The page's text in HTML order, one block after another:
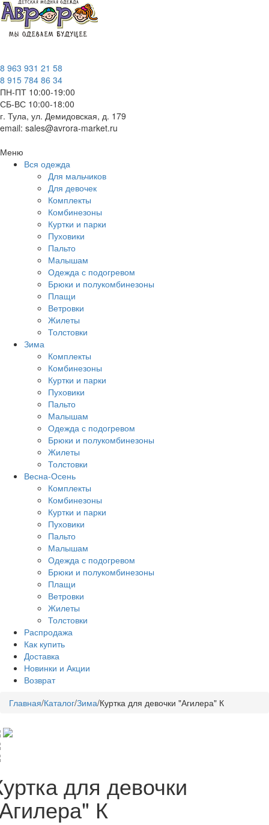
8 963 931 21 58
8 915 784 86 34
ПН-ПТ 10:00-19:00
СБ-ВС 10:00-18:00
г. Тула, ул. Демидовская, д. 179
email: sales@avrora-market.ru
Меню
Вся одежда
Для мальчиков
Для девочек
Комплекты
Комбинезоны
Куртки и парки
Пуховики
Пальто
Малышам
Одежда с подогревом
Брюки и полукомбинезоны
Плащи
Ветровки
Жилеты
Толстовки
Зима
Комплекты
Комбинезоны
Куртки и парки
Пуховики
Пальто
Малышам
Одежда с подогревом
Брюки и полукомбинезоны
Жилеты
Толстовки
Весна-Осень
Комплекты
Комбинезоны
Куртки и парки
Пуховики
Пальто
Малышам
Одежда с подогревом
Брюки и полукомбинезоны
Плащи
Ветровки
Жилеты
Толстовки
Распродажа
Как купить
Доставка
Новинки и Акции
Возврат
Главная/Каталог/Зима/Куртка для девочки "Агилера" К
для девочки
К